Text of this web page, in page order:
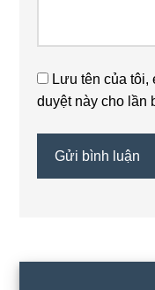
Lưu tên của tôi,
duyệt này cho lần